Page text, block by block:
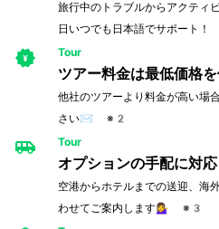
旅行中のトラブルからアク
日いつでも日本語でサポート！
Tour
ツアー料金は最低価格
他社のツアーより料金が高い場合
さい✉️ ※2
Tour
オプションの手配に対応
空港からホテルまでの送迎、海
わせてご案内します💁‍♀️ ※3